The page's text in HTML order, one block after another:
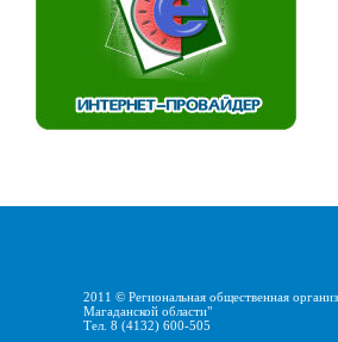
2011 © Региональная общественная
Магаданской области"
Тел. 8 (4132) 600-505